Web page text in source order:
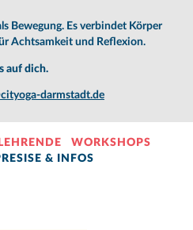
Bewegung. Es verbindet Körper
Achtsamkeit und Reflexion.
auf dich.
darmstadt.de
LEHRENDE
WORKSHOPS
& INFOS